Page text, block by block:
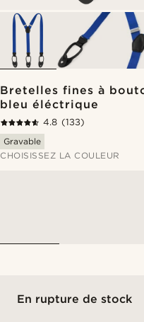
Bretelles fines à
bleu éléctrique
4.8 (133)
Gravable
CHOISISSEZ LA COULEUR
En rupture de stock